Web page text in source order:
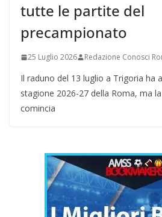
tutte le partite del
precampionato
25 Luglio 2026 Redazione Conosci
Il raduno del 13 luglio a Trigoria ha
stagione 2026-27 della Roma, ma
comincia